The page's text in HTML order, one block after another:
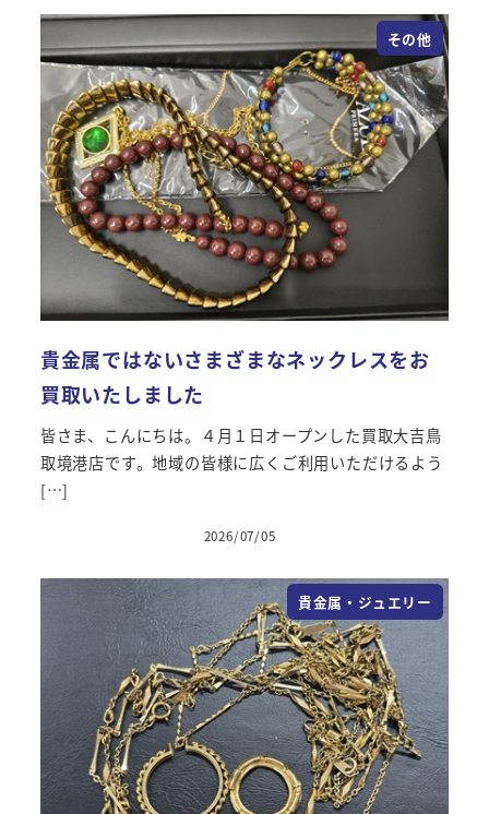
その他
貴金属ではないさまざまなネックレスをお
買取いたしました
皆さま、こんにちは。４月１日オープンした買取大吉鳥
取境港店です。地域の皆様に広くご利用いただけるよう
[…]
投稿日
2026/07/05
貴金属・ジュエリー